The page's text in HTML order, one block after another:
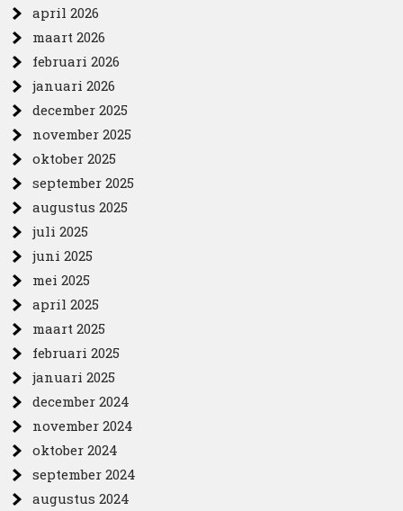
april 2026
maart 2026
februari 2026
januari 2026
december 2025
november 2025
oktober 2025
september 2025
augustus 2025
juli 2025
juni 2025
mei 2025
april 2025
maart 2025
februari 2025
januari 2025
december 2024
november 2024
oktober 2024
september 2024
augustus 2024